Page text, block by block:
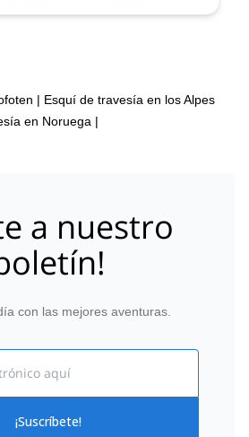
| Esquí de travesía en los Alpes
en Noruega |
a nuestro
con las mejores aventuras.
¡Suscríbete!